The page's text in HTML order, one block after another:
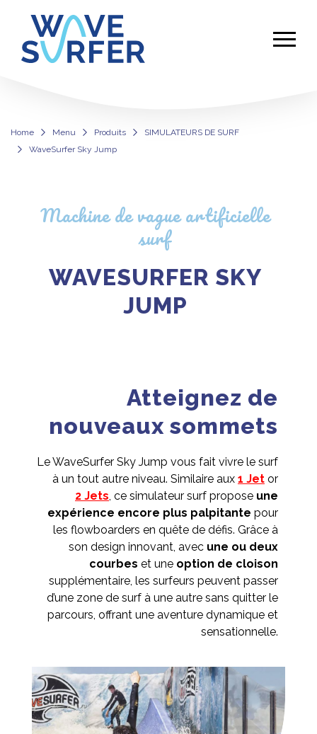
Home Menu Produits
SIMULATEURS DE SURF
WaveSurfer Sky Jump
Machine de vague artificielle
surf
WAVESURFER SKY
JUMP
Atteignez de
nouveaux sommets
Le WaveSurfer Sky Jump vous fait vivre le surf
à un tout autre niveau. Similaire aux 1 Jet or
2 Jets, ce simulateur surf propose une
expérience encore plus palpitante pour
les flowboarders en quête de défis. Grâce à
son design innovant, avec une ou deux
courbes et une option de cloison
supplémentaire, les surfeurs peuvent passer
d’une zone de surf à une autre sans quitter le
parcours, offrant une aventure dynamique et
sensationnelle.